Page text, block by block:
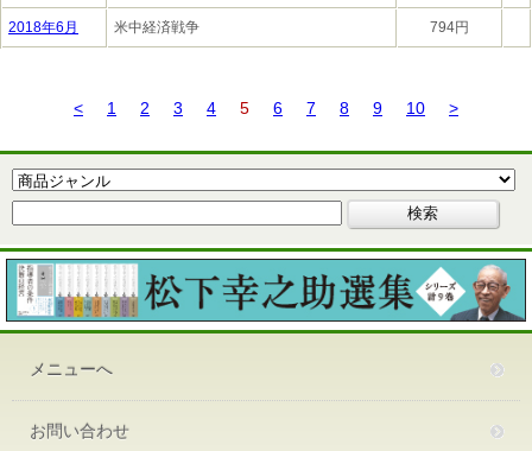
2018年6月 米中経済戦争 794円
< 1 2 3 4 5 6 7 8 9 10 >
メニューへ
お問い合わせ